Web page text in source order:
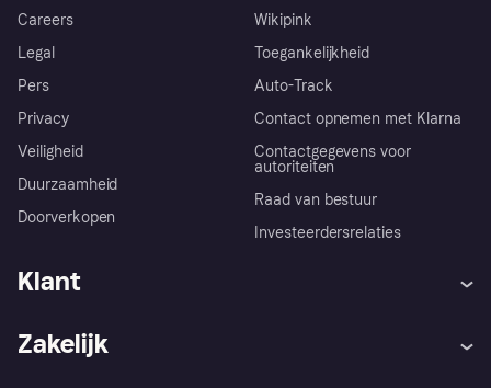
Careers
Legal
Pers
Privacy
Veiligheid
Duurzaamheid
Doorverkopen
Wikipink
Toegankelijkheid
Auto-Track
Contact opnemen met Klarna
Contactgegevens voor
autoriteiten
Raad van bestuur
Investeerdersrelaties
Klant
Zakelijk